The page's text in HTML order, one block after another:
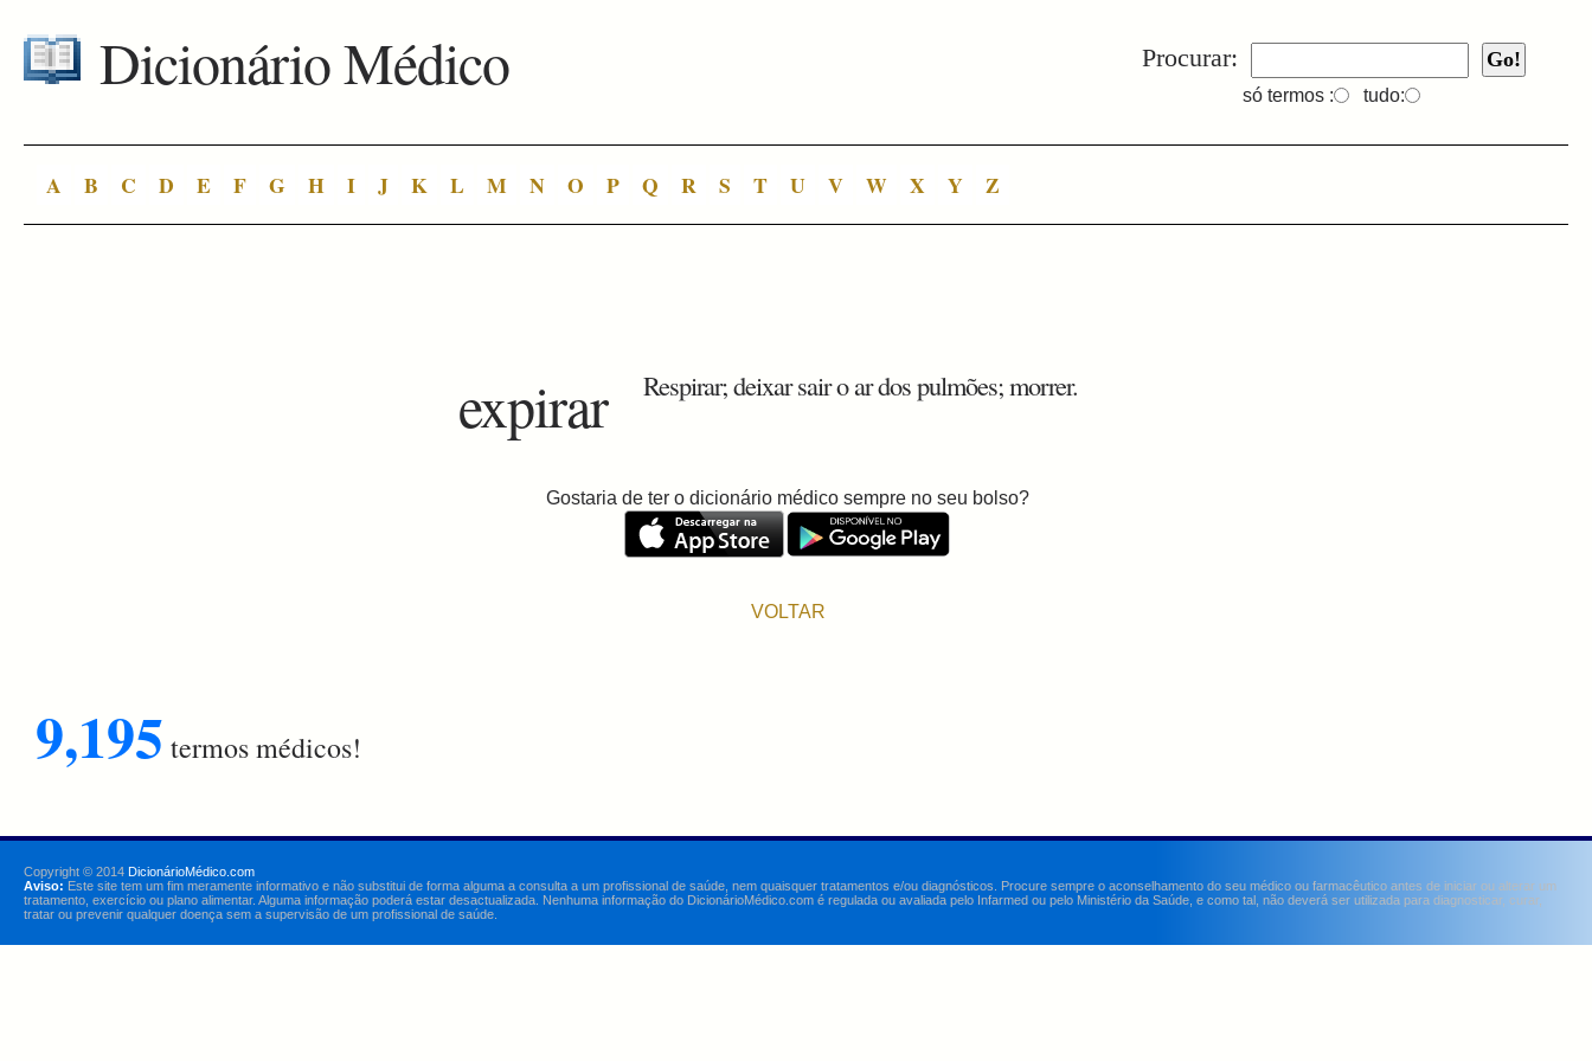
Procurar:
só termos : tudo:
Dicionário Médico
A B C D E F G H I J K L M N O P Q R S T U V W X Y Z
expirar Respirar; deixar sair o ar dos pulmões; morrer.
Gostaria de ter o dicionário médico sempre no seu bolso?
VOLTAR
9,195 termos médicos!
Copyright © 2014 DicionárioMédico.com
Aviso: Este site tem um fim meramente informativo e não substitui de forma alguma a consulta a um profissional de saúde, nem quaisquer tratamentos e/ou diagnósticos. Procure sempre o aconselhamento do seu médico ou farmacêutico antes de iniciar ou alterar um
tratamento, exercício ou plano alimentar. Alguma informação poderá estar desactualizada. Nenhuma informação do DicionárioMédico.com é regulada ou avaliada pelo Infarmed ou pelo Ministério da Saúde, e como tal, não deverá ser utilizada para diagnosticar, curar,
tratar ou prevenir qualquer doença sem a supervisão de um profissional de saúde.